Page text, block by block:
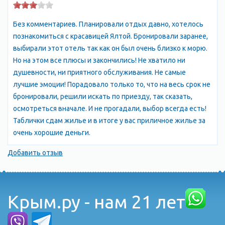
время строительных работ часто находят предметы периода
крымского средневековья. В средние века здесь было
довольно значительное селение, которое называли
Джалитой. Самое раннее упоминание о Ялте (Джалите)
встречается в описании побережья Крыма в начале ХII в.(1145
г.). В XIII веке на южное побережье проникают венецианцы, а
затем генуэзцы. В документах и на картах ХIV в. Ялта
именуется Ялитой, Каллитой, Гиалитой и Эталитой.
Целебные силы Ялты и ее окрестностей настойчиво
пропагандировали врачи Боткин и Дмитриев. С.П. Боткин
первый высказал мнение, что Ялта и весь Южный берег -
туберкулезом. По его совету царская семья Романовых купили
быть ближе к царю, придворная знать стала строить здесь
дворцы и дачи. Вслед за этим предприимчивые буржуа
начали сооружать гостиницы и дачи, рассчитанные на
Без комментариев. Планировали отдых давно, хотелось
познакомиться с красавицей Ялтой. Бронировали заранее,
выбирали этот отель так как он был очень близко к морю.
Но на этом все плюсы и закончились! Не хватило ни
душевности, ни приятного обслуживания. Не самые
лучшие эмоции! Порадовало только то, что на весь срок не
бронировали, решили искать по приезду, так сказать,
осмотреться вначале. И не прогадали, выбор всегда есть!
Таблички сдам жилье и в итоге у вас приличное жилье за
очень хорошие деньги.
Добавить отзыв
Крым.ру - нам 21 лет